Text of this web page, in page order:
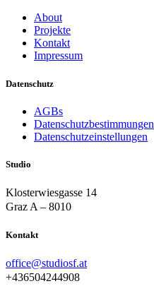
About
Projekte
Kontakt
Impressum
Datenschutz
AGBs
Datenschutzbestimmungen
Datenschutzeinstellungen
Studio
Klosterwiesgasse 14
Graz A – 8010
Kontakt
office@studiosf.at
+436504244908